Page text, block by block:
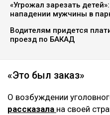
«Угрожал зарезать
нападении мужчины в
Водителям придется
проезд по БАКАД
«Это был заказ»
О возбуждении
рассказала на своей